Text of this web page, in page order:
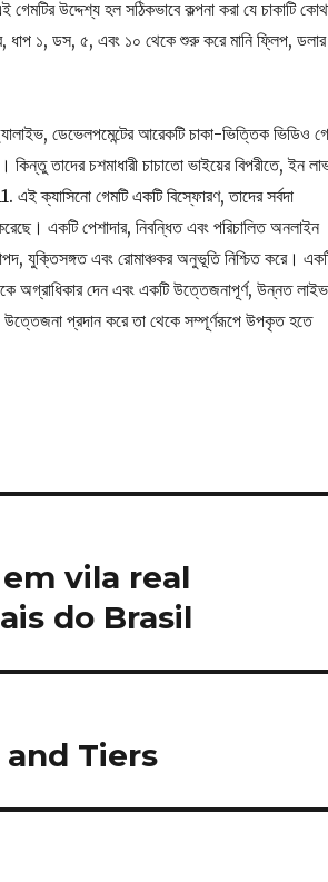
উদ্দেশ্য হল সঠিকভাবে কল্পনা করা যে চাকাটি
ধাপ ১, ডস, ৫, এবং ১০ থেকে শুরু করে মানি ফ্লিপ, ডলার
ডেভেলপমেন্টের আরেকটি চাকা-ভিত্তিক ভিডিও
তাদের চশমাধারী চাচাতো ভাইয়ের বিপরীতে, ইন
ক্যাসিনো গেমটি একটি বিস্ফোরণ, তাদের সর্বদা
একটি পেশাদার, নিবন্ধিত এবং পরিচালিত অনলাইন
যুক্তিসঙ্গত এবং রোমাঞ্চকর অনুভূতি নিশ্চিত করে।
অগ্রাধিকার দেন এবং একটি উত্তেজনাপূর্ণ, উন্নত লাইভ
প্রদান করে তা থেকে সম্পূর্ণরূপে উপকৃত হতে
vila real
do Brasil
Tiers